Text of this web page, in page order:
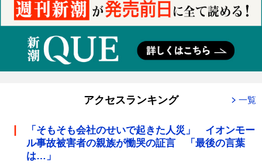
アクセスランキング 一覧
「そもそも会社のせいで起きた人災」 イオンモー
ル事故被害者の親族が慟哭の証言 「最後の言葉
は…」